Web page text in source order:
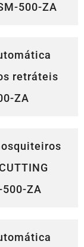
500-ZA
retráteis
ZA
500-ZA